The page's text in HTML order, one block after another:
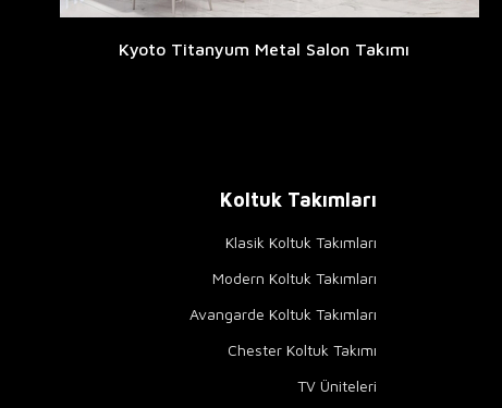
Kyoto Titanyum Metal Salon Takımı
Koltuk Takımları
Klasik Koltuk Takımları
Modern Koltuk Takımları
Avangarde Koltuk Takımları
Chester Koltuk Takımı
TV Üniteleri